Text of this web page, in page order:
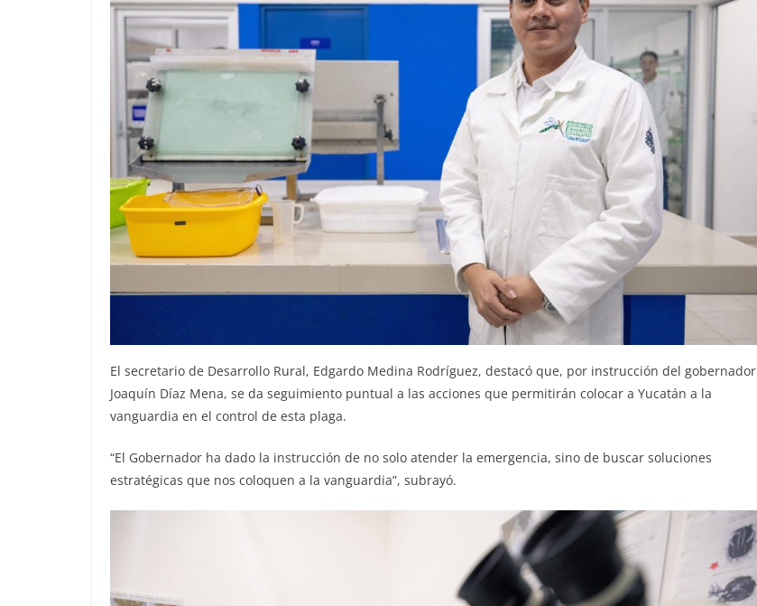
El secretario de Desarrollo Rural, Edgardo Medina Rodríguez, destacó que, por instrucción del gobernador
Joaquín Díaz Mena, se da seguimiento puntual a las acciones que permitirán colocar a Yucatán a la
vanguardia en el control de esta plaga.
“El Gobernador ha dado la instrucción de no solo atender la emergencia, sino de buscar soluciones
estratégicas que nos coloquen a la vanguardia”, subrayó.